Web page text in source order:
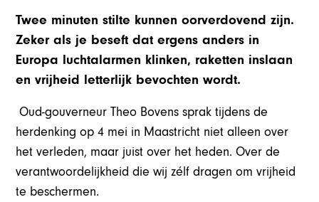
Twee minuten stilte kunnen oorverdovend zijn.
Zeker als je beseft dat ergens anders in
Europa luchtalarmen klinken, raketten inslaan
en vrijheid letterlijk bevochten wordt.
Oud-gouverneur Theo Bovens sprak tijdens de
herdenking op 4 mei in Maastricht niet alleen over
het verleden, maar juist over het heden. Over de
verantwoordelijkheid die wij zélf dragen om vrijheid
te beschermen.